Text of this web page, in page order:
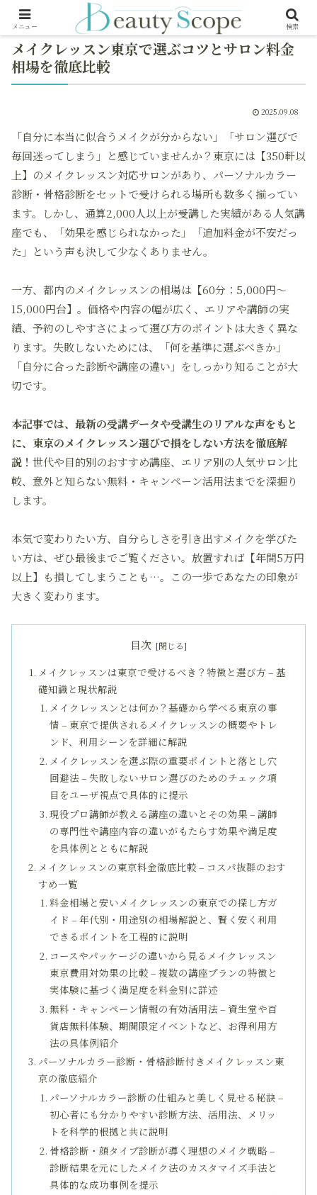
メイクレッスン東京で選ぶコツとサロン料金
相場を徹底比較
2025.09.08
「自分に本当に似合うメイクが分からない」「サロン選びで
毎回迷ってしまう」と感じていませんか？東京には【350軒以
上】のメイクレッスン対応サロンがあり、パーソナルカラー
診断・骨格診断をセットで受けられる場所も数多く揃ってい
ます。しかし、通算2,000人以上が受講した実績がある人気講
座でも、「効果を感じられなかった」「追加料金が不安だっ
た」という声も決して少なくありません。
一方、都内のメイクレッスンの相場は【60分：5,000円〜
15,000円台】。価格や内容の幅が広く、エリアや講師の実
績、予約のしやすさによって選び方のポイントは大きく異な
ります。失敗しないためには、「何を基準に選ぶべきか」
「自分に合った診断や講座の違い」をしっかり知ることが大
切です。
本記事では、最新の受講データや受講生のリアルな声をもと
に、東京のメイクレッスン選びで損をしない方法を徹底解
説！ 世代や目的別のおすすめ講座、エリア別の人気サロン比
較、意外と知らない無料・キャンペーン活用法までを深掘り
します。
本気で変わりたい方、自分らしさを引き出すメイクを学びた
い方は、ぜひ最後までご覧ください。放置すれば【年間5万円
以上】も損してしまうことも…。この一歩であなたの印象が
大きく変わります。
目次
メイクレッスンは東京で受けるべき？特徴と選び方 – 基
礎知識と現状解説
メイクレッスンとは何か？基礎から学べる東京の事
情 – 東京で提供されるメイクレッスンの概要やトレ
ンド、利用シーンを詳細に解説
メイクレッスンを選ぶ際の重要ポイントと落とし穴
回避法 – 失敗しないサロン選びのためのチェック項
目をユーザ視点で具体的に提示
現役プロ講師が教える講座の違いとその効果 – 講師
の専門性や講座内容の違いがもたらす効果や満足度
を具体例とともに解説
メイクレッスンの東京料金徹底比較 – コスパ抜群のおす
すめ一覧
料金相場と安いメイクレッスンの東京での探し方ガ
イド – 年代別・用途別の相場解説と、賢く安く利用
できるポイントを工程的に説明
コースやパッケージの違いから見るメイクレッスン
東京費用対効果の比較 – 複数の講座プランの特徴と
実体験に基づく満足度を料金別に詳述
無料・キャンペーン情報の有効活用法 – 資生堂や百
貨店無料体験、期間限定イベントなど、お得利用方
法の具体例紹介
パーソナルカラー診断・骨格診断付きメイクレッスン東
京の徹底紹介
パーソナルカラー診断の仕組みと美しく見せる秘訣 –
初心者にも分かりやすい診断方法、活用法、メリッ
トを科学的根拠と共に説明
骨格診断・顔タイプ診断が導く理想のメイク戦略 –
診断結果を元にしたメイク法のカスタマイズ手法と
具体的な成功事例を提示
メニュー 検索